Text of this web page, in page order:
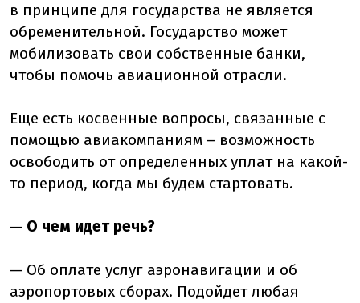
в принципе для государства не является
обременительной. Государство может
мобилизовать свои собственные банки,
чтобы помочь авиационной отрасли.
Еще есть косвенные вопросы, связанные с
помощью авиакомпаниям – возможность
освободить от определенных уплат на какой-
то период, когда мы будем стартовать.
— О чем идет речь?
— Об оплате услуг аэронавигации и об
аэропортовых сборах. Подойдет любая